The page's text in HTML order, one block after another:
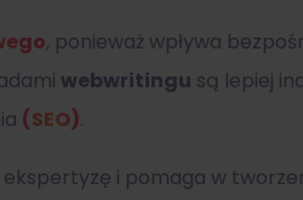
, ponieważ wpływa
webwritingu są lepiej
(SEO).
i pomaga w